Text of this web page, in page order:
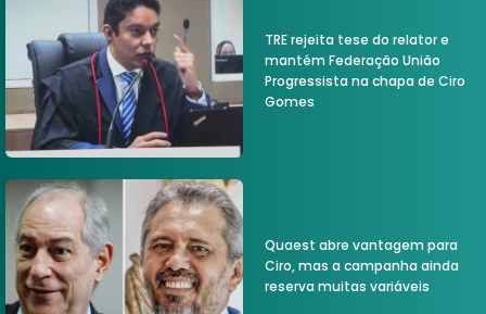
TRE rejeita tese do relator e
mantém Federação União
Progressista na chapa de Ciro
Gomes
Quaest abre vantagem para
Ciro, mas a campanha ainda
reserva muitas variáveis